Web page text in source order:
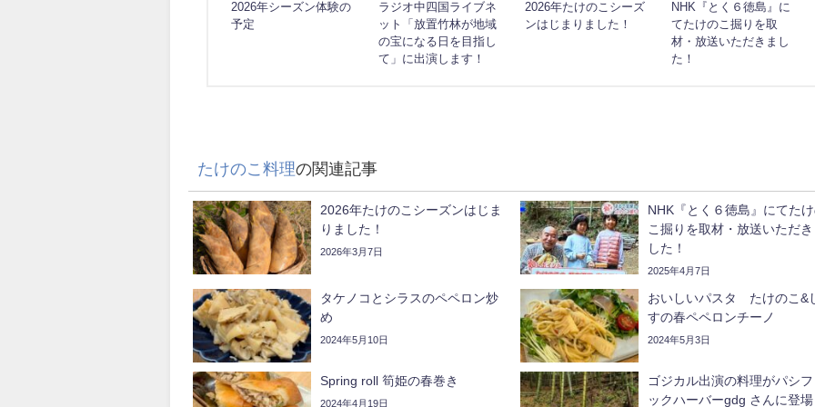
2026年シーズン体験の
予定
ラジオ中四国ライブネ
ット「放置竹林が地域
の宝になる日を目指し
て」に出演します！
2026年たけのこシーズ
ンはじまりました！
NHK『とく６徳島』に
てたけのこ掘りを取
材・放送いただきまし
た！
たけのこ料理の関連記事
2026年たけのこシーズンはじま
りました！
2026年3月7日
NHK『とく６徳島』にてた
こ掘りを取材・放送いただき
した！
2025年4月7日
タケノコとシラスのペペロン炒
め
2024年5月10日
おいしいパスタ たけのこ&
すの春ペペロンチーノ
2024年5月3日
Spring roll 筍姫の春巻き
2024年4月19日
ゴジカル出演の料理がパシフ
ックハーバーgdg さんに登場